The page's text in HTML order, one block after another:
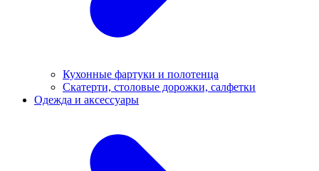
Кухонные фартуки и полотенца
Скатерти, столовые дорожки, салфетки
Одежда и аксессуары